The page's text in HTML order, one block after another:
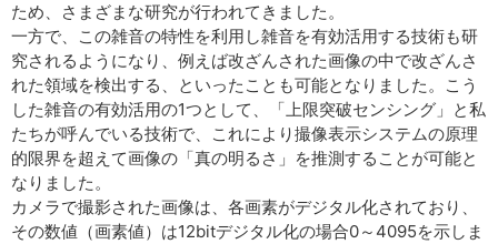
ため、さまざまな研究が行われてきました。
一方で、この雑音の特性を利用し雑音を有効活用する技術も研
究されるようになり、例えば改ざんされた画像の中で改ざんさ
れた領域を検出する、といったことも可能となりました。こう
した雑音の有効活用の1つとして、「上限突破センシング」と私
たちが呼んでいる技術で、これにより撮像表示システムの原理
的限界を超えて画像の「真の明るさ」を推測することが可能と
なりました。
カメラで撮影された画像は、各画素がデジタル化されており、
その数値（画素値）は12bitデジタル化の場合0～4095を示しま